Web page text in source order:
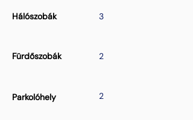
Hálószobák 3
Fürdőszobák 2
Parkolóhely 2